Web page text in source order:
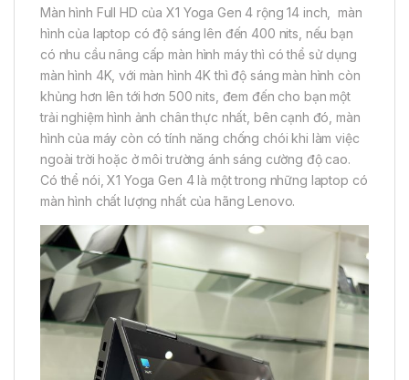
Màn hình Full HD của X1 Yoga Gen 4 rộng 14 inch, màn
hình của laptop có độ sáng lên đến 400 nits, nếu bạn
có nhu cầu nâng cấp màn hình máy thì có thể sử dụng
màn hình 4K, với màn hình 4K thì độ sáng màn hình còn
khủng hơn lên tới hơn 500 nits, đem đến cho bạn một
trải nghiệm hình ảnh chân thực nhất, bên cạnh đó, màn
hình của máy còn có tính năng chống chói khi làm việc
ngoài trời hoặc ở môi trường ánh sáng cường độ cao.
Có thể nói, X1 Yoga Gen 4 là một trong những laptop có
màn hình chất lượng nhất của hãng Lenovo.